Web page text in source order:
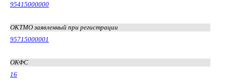
95415000000
ОКТМО заявленный при регистрации
95715000001
ОКФС
16